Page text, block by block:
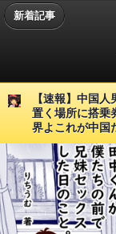
新着記事
【速報】中国
置く場所に搭乗
界よこれが中国